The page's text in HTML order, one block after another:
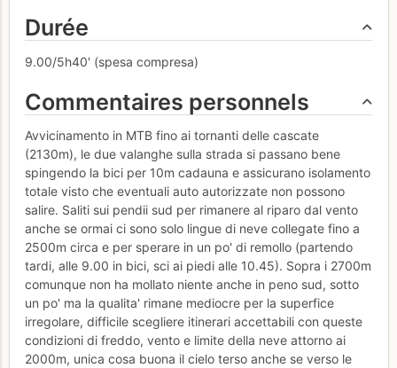
Durée
9.00/5h40' (spesa compresa)
Commentaires personnels
Avvicinamento in MTB fino ai tornanti delle cascate
(2130m), le due valanghe sulla strada si passano bene
spingendo la bici per 10m cadauna e assicurano isolamento
totale visto che eventuali auto autorizzate non possono
salire. Saliti sui pendii sud per rimanere al riparo dal vento
anche se ormai ci sono solo lingue di neve collegate fino a
2500m circa e per sperare in un po' di remollo (partendo
tardi, alle 9.00 in bici, sci ai piedi alle 10.45). Sopra i 2700m
comunque non ha mollato niente anche in peno sud, sotto
un po' ma la qualita' rimane mediocre per la superfice
irregolare, difficile scegliere itinerari accettabili con queste
condizioni di freddo, vento e limite della neve attorno ai
2000m, unica cosa buona il cielo terso anche se verso le